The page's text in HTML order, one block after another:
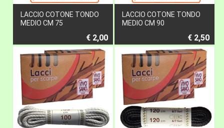
LACCIO COTONE TONDO
MEDIO CM 75
€ 2,00
LACCIO COTONE TONDO
MEDIO CM 90
€ 2,50